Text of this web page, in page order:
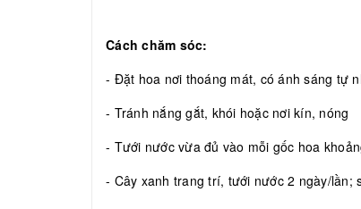
Cách chăm sóc:
- Đặt hoa nơi thoáng mát, có ánh sáng tự
- Tránh nắng gắt, khói hoặc nơi kín, nóng
- Tưới nước vừa đủ vào mỗi gốc hoa
- Cây xanh trang trí, tưới nước 2 ngày/lần;